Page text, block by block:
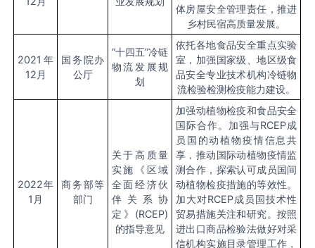
体房屋安全管理责任，推进
乡村民宿高质量发展。
2021 年
12 月
国务院办
公厅
“十四五”冷链
物流发展规
划
依托各地食品安全重点实验
室，加强国家级、地区级食
品安全专业技术机构冷链物
流检验检测检疫能力建设。
2022年
1 月
商务部等
部门
关于高质量
实施《区域
全面经济伙
伴关系协
定》 (RCEP)
的指导意见
加强动植物检疫和食品安全
国际合作。加强与RCEP成
员国的动植物疫情信息共
享，推动国际动植物疫情监
测合作，探索认可成员国间
动植物检疫措施的等效性。
加大对RCEP成员国技术性
贸易措施关注和研究。按照
进出口商品检验法做好对采
信机构实施目录管理工作，